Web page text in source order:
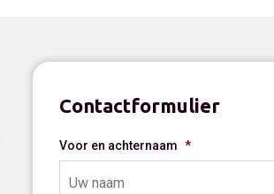
Contactformulier
Voor en achternaam *